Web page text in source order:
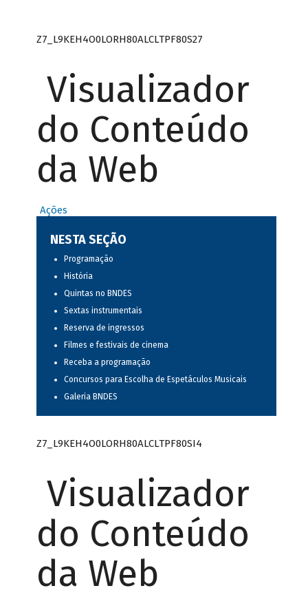
Z7_L9KEH4O0LORH80ALCLTPF80S27
Visualizador
do Conteúdo
da Web
Ações
NESTA SEÇÃO
Programação
História
Quintas no BNDES
Sextas instrumentais
Reserva de ingressos
Filmes e festivais de cinema
Receba a programação
Concursos para Escolha de Espetáculos Musicais
Galeria BNDES
Z7_L9KEH4O0LORH80ALCLTPF80SI4
Visualizador
do Conteúdo
da Web